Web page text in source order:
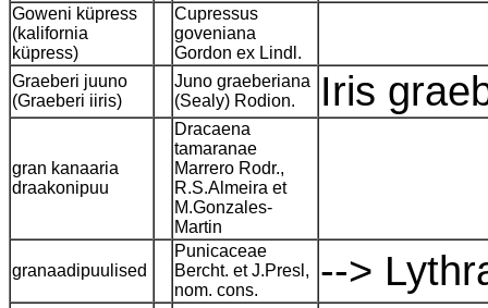
Goweni küpress
(kalifornia
küpress)
Cupressus
goveniana
Gordon ex Lindl.
Graeberi juuno
(Graeberi iiris)
Juno graeberiana
(Sealy) Rodion.
Iris
gran kanaaria
draakonipuu
Dracaena
tamaranae
Marrero Rodr.,
R.S.Almeira et
M.Gonzales-
Martin
granaadipuulised
Punicaceae
Bercht. et J.Presl,
nom. cons.
-->